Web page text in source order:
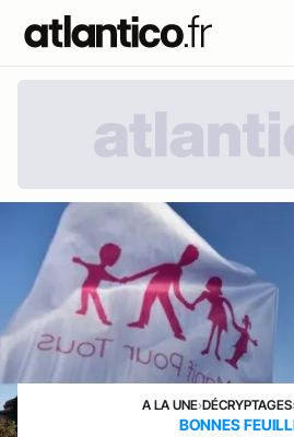
A LA UNE›DÉCRYPTAGES
BONNES